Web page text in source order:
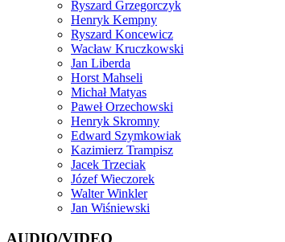
Ryszard Grzegorczyk
Henryk Kempny
Ryszard Koncewicz
Wacław Kruczkowski
Jan Liberda
Horst Mahseli
Michał Matyas
Paweł Orzechowski
Henryk Skromny
Edward Szymkowiak
Kazimierz Trampisz
Jacek Trzeciak
Józef Wieczorek
Walter Winkler
Jan Wiśniewski